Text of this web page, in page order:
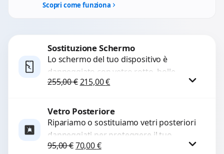
Scopri come funziona
Sostituzione Schermo
Lo schermo del tuo dispositivo è
danneggiato con vetro rotto, bolle,
macchie, schermo nero o pixel morti?
255,00€ Il prezzo originale era: 255,00 €.
215,00€Il prezzo attuale è: 215,00 €.
Procedi
Vetro Posteriore
Ripariamo o sostituiamo vetri posteriori
danneggiati per proteggere il tuo
dispositivo e ripristinare l’estetica
95,00€Il prezzo originale era: 95,00 €.
70,00€Il prezzo attuale è: 70,00 €.